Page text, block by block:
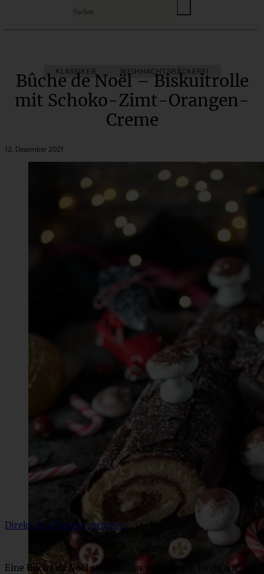
KLASSIKER WEIHNACHTSBÄCKEREI
Bûche de Noël – Biskuitrolle
mit Schoko-Zimt-Orangen-
Creme
12. Dezember 2021
Direkt zum Rezept springen
Eine Bûche de Noëlsteht schon wahnsinnig lange auf